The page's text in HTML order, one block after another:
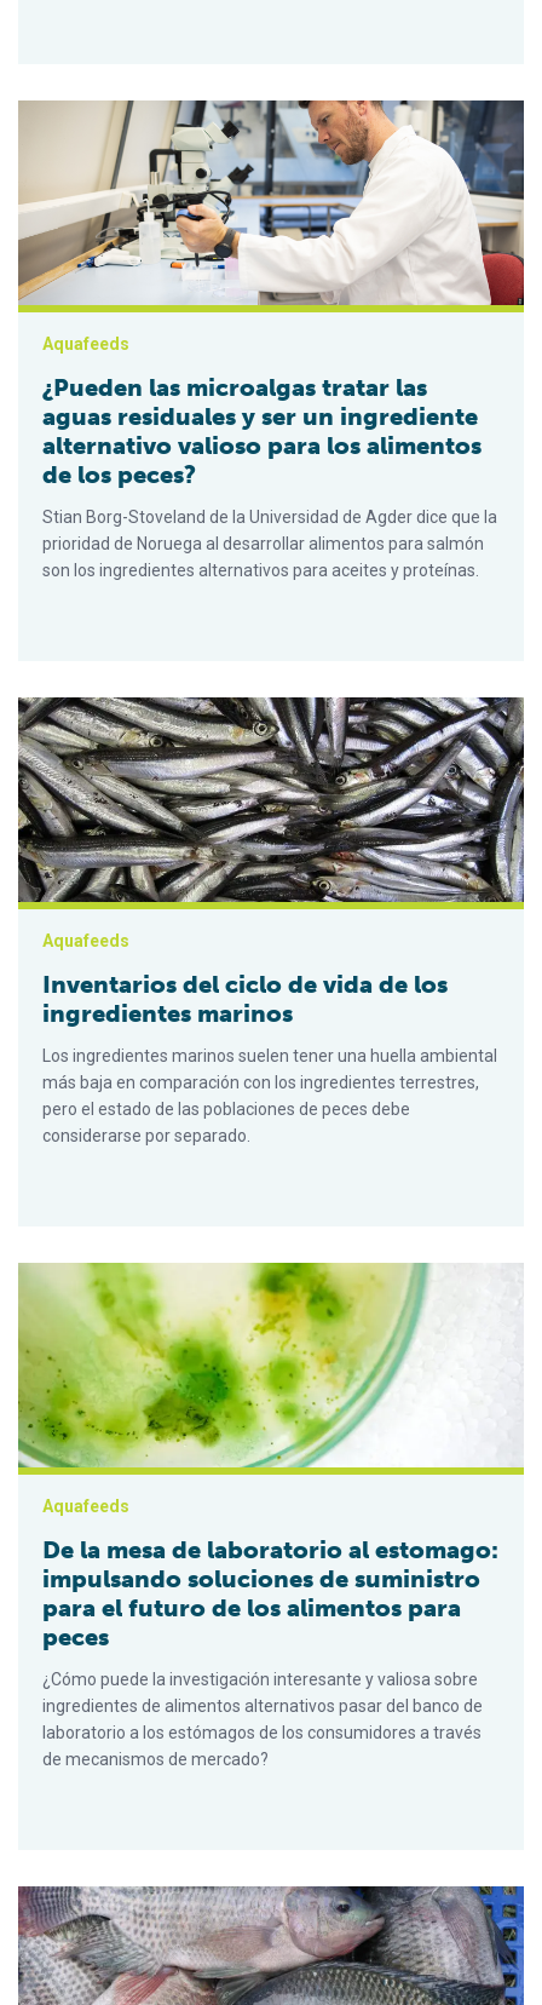
¿Pueden las microalgas tratar las aguas residuales y ser
Aquafeeds
¿Pueden las microalgas tratar las
aguas residuales y ser un ingrediente
alternativo valioso para los alimentos
de los peces?
Stian Borg-Stoveland de la Universidad de Agder dice que la
prioridad de Noruega al desarrollar alimentos para salmón
son los ingredientes alternativos para aceites y proteínas.
Inventarios del ciclo de vida de los ingredientes marinos
Aquafeeds
Inventarios del ciclo de vida de los
ingredientes marinos
Los ingredientes marinos suelen tener una huella ambiental
más baja en comparación con los ingredientes terrestres,
pero el estado de las poblaciones de peces debe
considerarse por separado.
De la mesa de laboratorio al estomago: impulsando
Aquafeeds
De la mesa de laboratorio al estomago:
impulsando soluciones de suministro
para el futuro de los alimentos para
peces
¿Cómo puede la investigación interesante y valiosa sobre
ingredientes de alimentos alternativos pasar del banco de
laboratorio a los estómagos de los consumidores a través
de mecanismos de mercado?
Producción de tilapia enriquecida con omega-3 a través de